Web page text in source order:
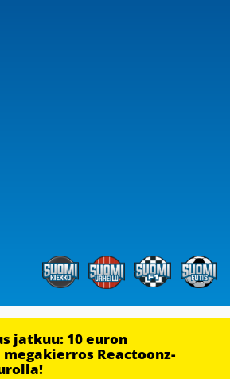
jatkuu: 10 euron
Reactoonz-